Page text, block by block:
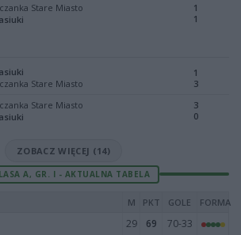
Stare Miasto
1
1
Stare Miasto
1
3
Stare Miasto
3
0
ZOBACZ WIĘCEJ (14)
A, GR. I - AKTUALNA TABELA
M PKT GOLE FORMA
29 69
70-33